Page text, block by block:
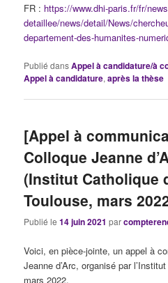
FR : https://www.dhi-paris.fr/fr/
detaillee/news/detail/News/
departement-des-humanites-
Publié dansAppel à candidature/à
Appel à candidature,après la thèse
[Appel à
Colloque Jeanne
(Institut Catholique
Toulouse, mars
Publié le14 juin 2021 par
Voici, en pièce-jointe, un appel à
Jeanne d’Arc, organisé par
mars 2022.